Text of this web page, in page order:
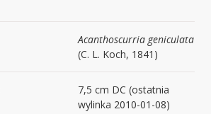
Acanthoscurria geniculata
(C. L. Koch, 1841)
7,5 cm DC (ostatnia
wylinka 2010-01-08)